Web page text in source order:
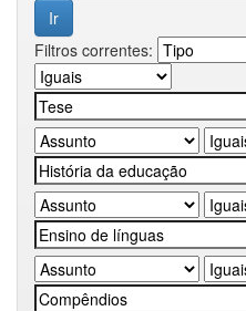
Filtros correntes: